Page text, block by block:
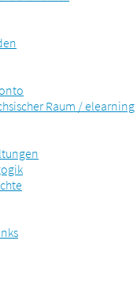
Raum / elearning